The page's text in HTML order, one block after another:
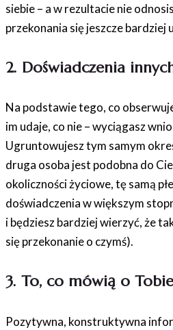
siebie – a w rezultacie nie
przekonania się jeszcze bardziej
2. Doświadczenia
Na podstawie tego, co
im udaje, co nie – wyciągasz
Ugruntowujesz tym samym
druga osoba jest podobna do
okoliczności życiowe, tę samą
doświadczenia w większym
i będziesz bardziej wierzyć, że
się przekonanie o czymś).
3. To, co mówią o
Pozytywna, konstruktywna